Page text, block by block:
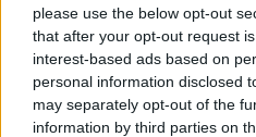
please use the below opt-out
that after your opt-out request
interest-based ads based on
personal information disclosed
may separately opt-out of the
information by third parties on